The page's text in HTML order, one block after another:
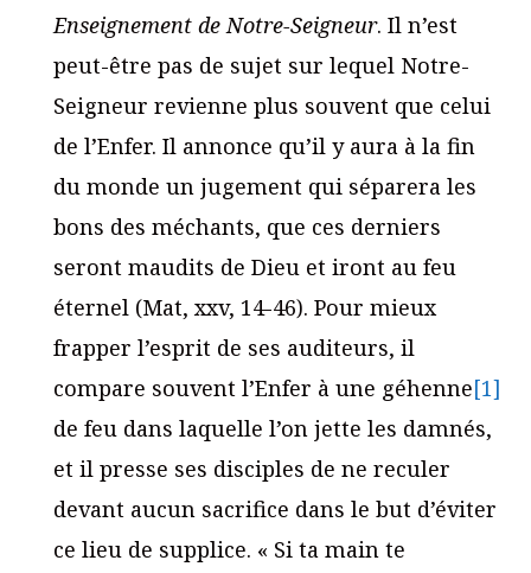
Enseignement de Notre-Seigneur. Il n’est
peut-être pas de sujet sur lequel Notre-
Seigneur revienne plus souvent que celui
de l’Enfer. Il annonce qu’il y aura à la fin
du monde un jugement qui séparera les
bons des méchants, que ces derniers
seront maudits de Dieu et iront au feu
éternel (Mat, xxv, 14-46). Pour mieux
frapper l’esprit de ses auditeurs, il
compare souvent l’Enfer à une géhenne[1]
de feu dans laquelle l’on jette les damnés,
et il presse ses disciples de ne reculer
devant aucun sacrifice dans le but d’éviter
ce lieu de supplice. « Si ta main te